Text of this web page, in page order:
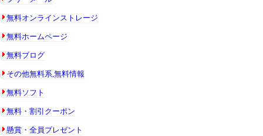
無料オンラインストレージ
無料ホームページ
無料ブログ
その他無料系,無料情報
無料ソフト
無料・割引クーポン
懸賞・全員プレゼント